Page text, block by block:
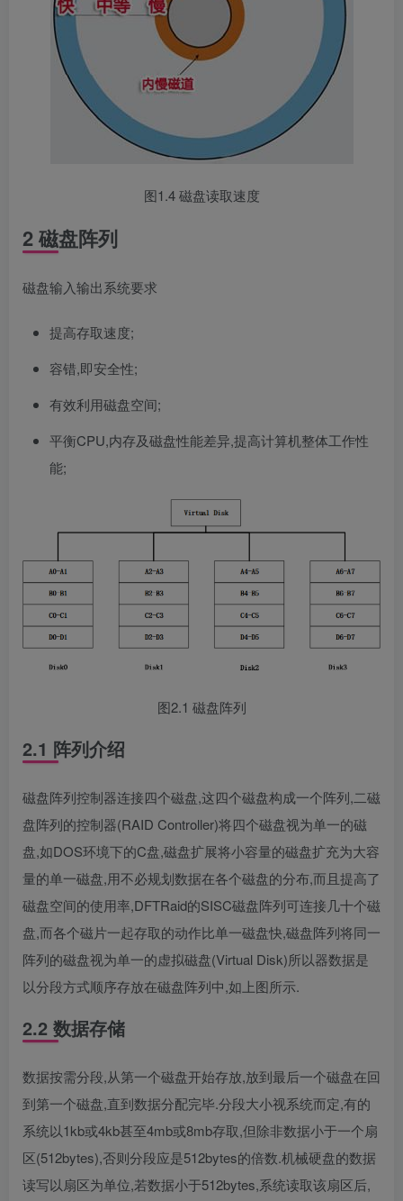
图1.4 磁盘读取速度
2 磁盘阵列
磁盘输入输出系统要求
提高存取速度;
容错,即安全性;
有效利用磁盘空间;
平衡CPU,内存及磁盘性能差异,提高计算机整体工作性
能;
图2.1 磁盘阵列
2.1 阵列介绍
磁盘阵列控制器连接四个磁盘,这四个磁盘构成一个阵列,二磁
盘阵列的控制器(RAID Controller)将四个磁盘视为单一的磁
盘,如DOS环境下的C盘,磁盘扩展将小容量的磁盘扩充为大容
量的单一磁盘,用不必规划数据在各个磁盘的分布,而且提高了
磁盘空间的使用率,DFTRaid的SISC磁盘阵列可连接几十个磁
盘,而各个磁片一起存取的动作比单一磁盘快,磁盘阵列将同一
阵列的磁盘视为单一的虚拟磁盘(Virtual Disk)所以器数据是
以分段方式顺序存放在磁盘阵列中,如上图所示.
2.2 数据存储
数据按需分段,从第一个磁盘开始存放,放到最后一个磁盘在回
到第一个磁盘,直到数据分配完毕.分段大小视系统而定,有的
系统以1kb或4kb甚至4mb或8mb存取,但除非数据小于一个扇
区(512bytes),否则分段应是512bytes的倍数.机械硬盘的数据
读写以扇区为单位,若数据小于512bytes,系统读取该扇区后,